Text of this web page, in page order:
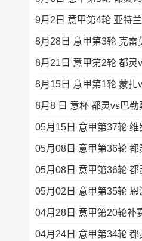
9月2日 意甲第4轮 亚特
8月28日 意甲第3轮 克雷
8月21日 意甲第2轮 都灵
8月15日 意甲第1轮 蒙扎
8月8 日 意杯 都灵vs巴勒
05月15日 意甲第37轮
05月02日 意甲第35轮